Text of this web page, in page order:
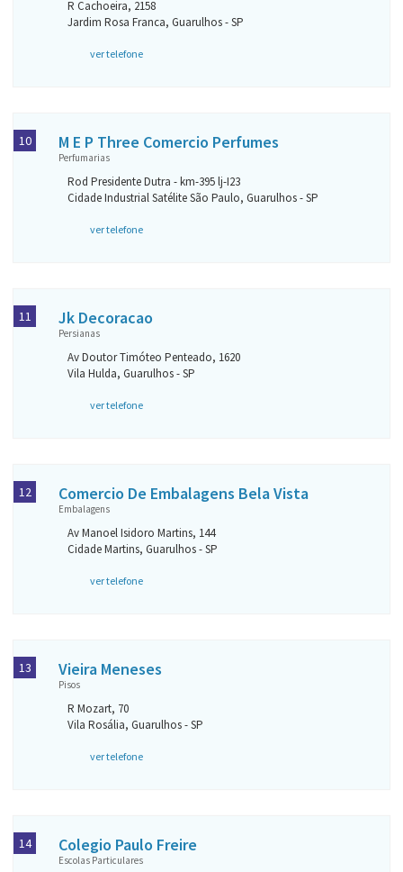
R Cachoeira, 2158
Jardim Rosa Franca, Guarulhos - SP
ver telefone
M E P Three Comercio Perfumes
Perfumarias
Rod Presidente Dutra - km-395 lj-I23
Cidade Industrial Satélite São Paulo, Guarulhos - SP
ver telefone
10
Jk Decoracao
Persianas
Av Doutor Timóteo Penteado, 1620
Vila Hulda, Guarulhos - SP
ver telefone
11
Comercio De Embalagens Bela Vista
Embalagens
Av Manoel Isidoro Martins, 144
Cidade Martins, Guarulhos - SP
ver telefone
12
Vieira Meneses
Pisos
R Mozart, 70
Vila Rosália, Guarulhos - SP
ver telefone
13
Colegio Paulo Freire
Escolas Particulares
14